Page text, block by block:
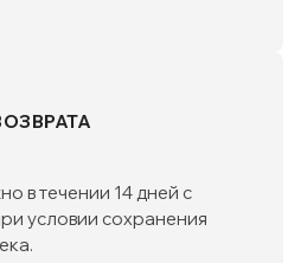
в течении 14 дней с
условии сохранения